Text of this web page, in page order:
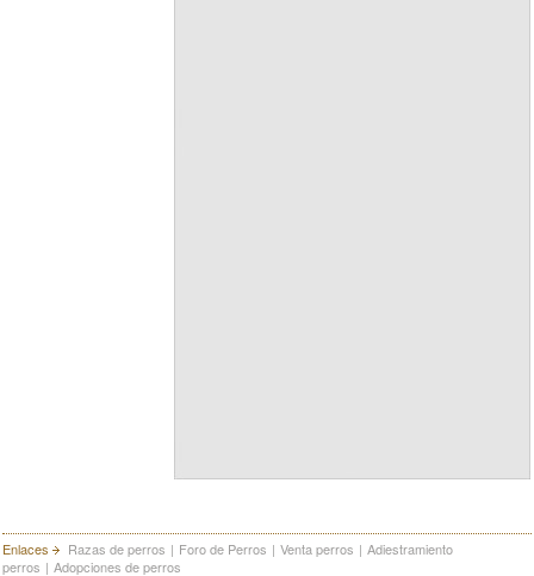
Enlaces Razas de perros | Foro de Perros | Venta perros | Adiestramiento
perros | Adopciones de perros